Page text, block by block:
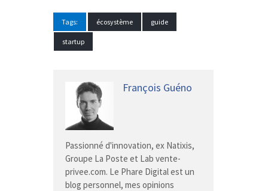
Tags: écosystème guide
startup
François Guéno
Passionné d'innovation, ex Natixis,
Groupe La Poste et Lab vente-
privee.com. Le Phare Digital est un
blog personnel, mes opinions